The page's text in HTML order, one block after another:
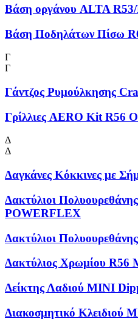
Βάση οργάνου ALTA
Βάση Ποδηλάτων Πίσω
Γ
Γ
Γάντζος Ρυμούλκησης
Γρίλλιες AERO Kit R56
Δ
Δ
Δαγκάνες Κόκκινες με
Δακτύλιοι
POWERFLEX
Δακτύλιοι
Δακτύλιος Χρωμίου
Δείκτης Λαδιού MINI
Διακοσμητικό Κλειδιού